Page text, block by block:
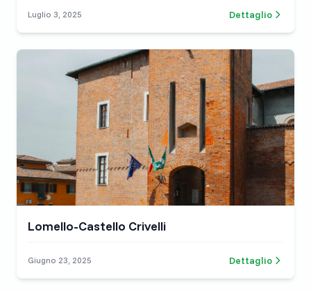
Luglio 3, 2025 Dettaglio
Lomello-Castello Crivelli
Giugno 23, 2025 Dettaglio